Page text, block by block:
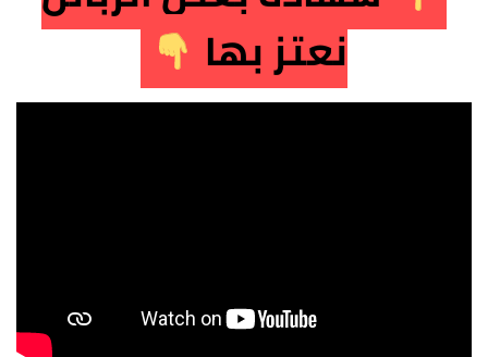
نعتز بها